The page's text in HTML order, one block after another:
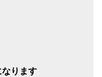
ります